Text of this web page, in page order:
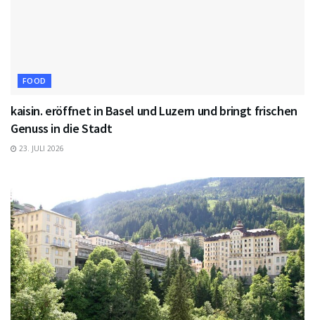
FOOD
kaisin. eröffnet in Basel und Luzern und bringt frischen
Genuss in die Stadt
23. JULI 2026